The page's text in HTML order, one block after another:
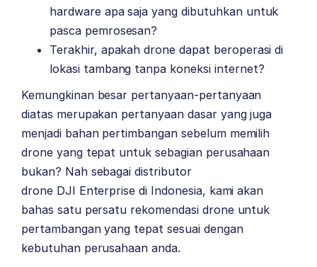
hardware apa saja yang dibutuhkan untuk
pasca pemrosesan?
Terakhir, apakah drone dapat beroperasi di
lokasi tambang tanpa koneksi internet?
Kemungkinan besar pertanyaan-pertanyaan
diatas merupakan pertanyaan dasar yang juga
menjadi bahan pertimbangan sebelum memilih
drone yang tepat untuk sebagian perusahaan
bukan? Nah sebagai distributor
drone DJI Enterprise di Indonesia, kami akan
bahas satu persatu rekomendasi drone untuk
pertambangan yang tepat sesuai dengan
kebutuhan perusahaan anda.